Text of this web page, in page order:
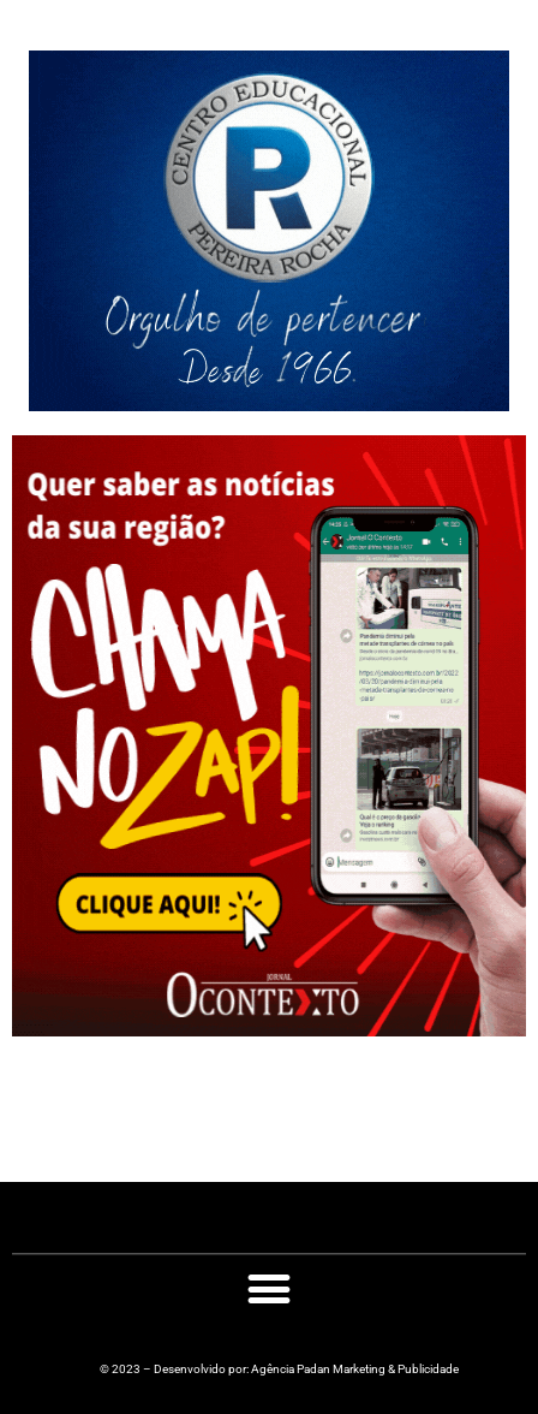
© 2023 – Desenvolvido por: Agência Padan Marketing & Publicidade